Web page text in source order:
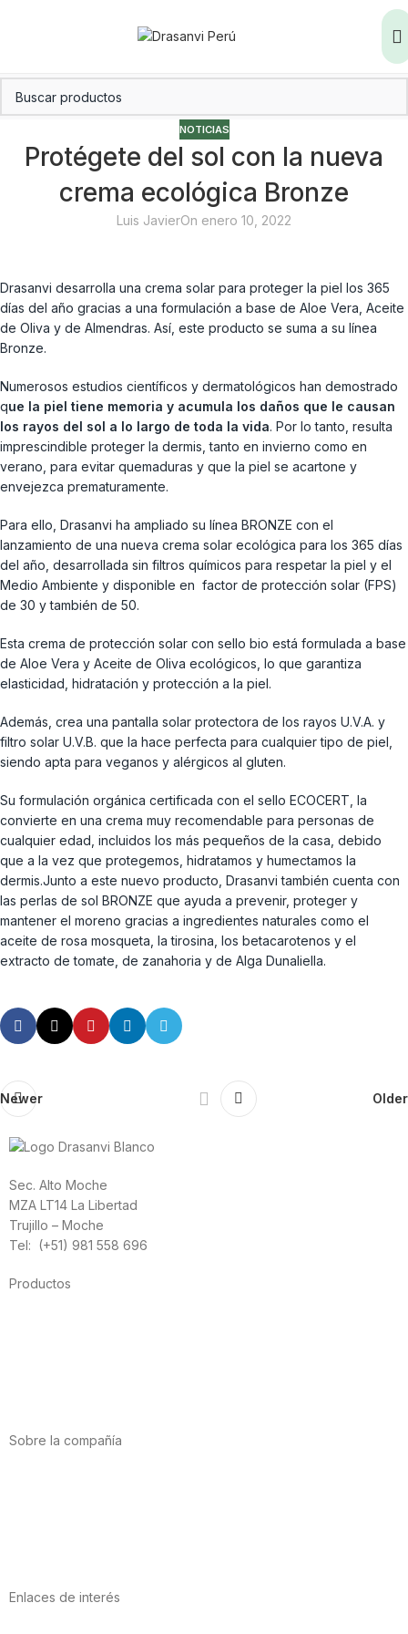
NOTICIAS
Protégete del sol con la nueva
crema ecológica Bronze
Luis JavierOn enero 10, 2022
Drasanvi desarrolla una crema solar para proteger la piel los 365
días del año gracias a una formulación a base de Aloe Vera, Aceite
de Oliva y de Almendras. Así, este producto se suma a su línea
Bronze.
Numerosos estudios científicos y dermatológicos han demostrado
que la piel tiene memoria y acumula los daños que le causan
los rayos del sol a lo largo de toda la vida. Por lo tanto, resulta
imprescindible proteger la dermis, tanto en invierno como en
verano, para evitar quemaduras y que la piel se acartone y
envejezca prematuramente.
Para ello, Drasanvi ha ampliado su línea BRONZE con el
lanzamiento de una nueva crema solar ecológica para los 365 días
del año, desarrollada sin filtros químicos para respetar la piel y el
Medio Ambiente y disponible en factor de protección solar (FPS)
de 30 y también de 50.
Esta crema de protección solar con sello bio está formulada a base
de Aloe Vera y Aceite de Oliva ecológicos, lo que garantiza
elasticidad, hidratación y protección a la piel.
Además, crea una pantalla solar protectora de los rayos U.V.A. y
filtro solar U.V.B. que la hace perfecta para cualquier tipo de piel,
siendo apta para veganos y alérgicos al gluten.
Su formulación orgánica certificada con el sello ECOCERT, la
convierte en una crema muy recomendable para personas de
cualquier edad, incluidos los más pequeños de la casa, debido
que a la vez que protegemos, hidratamos y humectamos la
dermis.Junto a este nuevo producto, Drasanvi también cuenta con
las perlas de sol BRONZE que ayuda a prevenir, proteger y
mantener el moreno gracias a ingredientes naturales como el
aceite de rosa mosqueta, la tirosina, los betacarotenos y el
extracto de tomate, de zanahoria y de Alga Dunaliella.
Newer Older
Sec. Alto Moche
MZA LT14 La Libertad
Trujillo – Moche
Tel: (+51) 981 558 696
Productos
Sobre la compañía
Enlaces de interés